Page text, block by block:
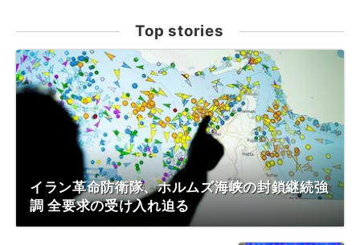
Top stories
イラン革命防衛隊、ホルムズ海峡の封鎖継続強
調 全要求の受け入れ迫る